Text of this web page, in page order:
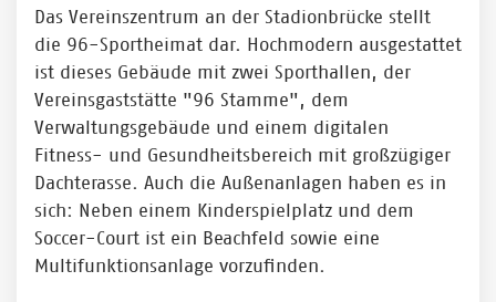
Das Vereinszentrum an der Stadionbrücke stellt
die 96-Sportheimat dar. Hochmodern ausgestattet
ist dieses Gebäude mit zwei Sporthallen, der
Vereinsgaststätte "96 Stamme", dem
Verwaltungsgebäude und einem digitalen
Fitness- und Gesundheitsbereich mit großzügiger
Dachterasse. Auch die Außenanlagen haben es in
sich: Neben einem Kinderspielplatz und dem
Soccer-Court ist ein Beachfeld sowie eine
Multifunktionsanlage vorzufinden.